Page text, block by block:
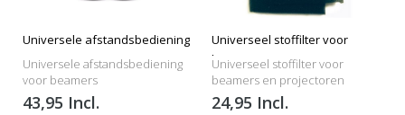
Universele afstandsbediening
Universele afstandsbediening
voor beamers
43,95 Incl.
Universeel stoffilter voor
beamers
Universeel stoffilter voor
beamers en projectoren
24,95 Incl.